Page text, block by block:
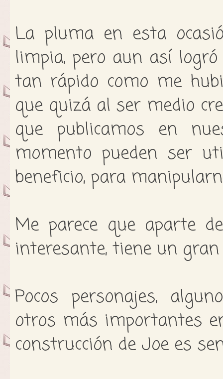
La pluma en esta
limpia, pero aun así
tan rápido como me
que quizá al ser medio
que publicamos en
momento pueden ser
beneficio, para
Me parece que aparte
interesante, tiene un
Pocos personajes,
otros más importantes
construcción de Joe es